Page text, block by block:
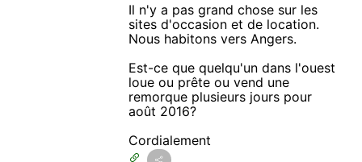
Il n'y a pas grand chose sur les
sites d'occasion et de location.
Nous habitons vers Angers.
Est-ce que quelqu'un dans l'ouest
loue ou prête ou vend une
remorque plusieurs jours pour
août 2016?
Cordialement